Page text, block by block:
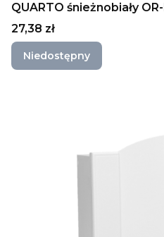
QUARTO śnieżnobiały
Cena
27,38 zł
Niedostępny